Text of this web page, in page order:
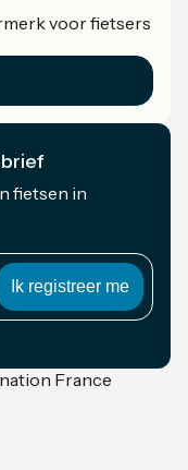
voor fietsers
fietsen in
France